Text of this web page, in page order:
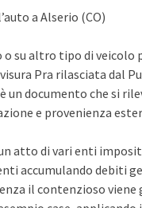
a Alserio (CO)
su altro tipo di veicolo
Pra rilasciata dal
un documento che si
e provenienza
atto di vari enti
accumulando debiti
il contenzioso